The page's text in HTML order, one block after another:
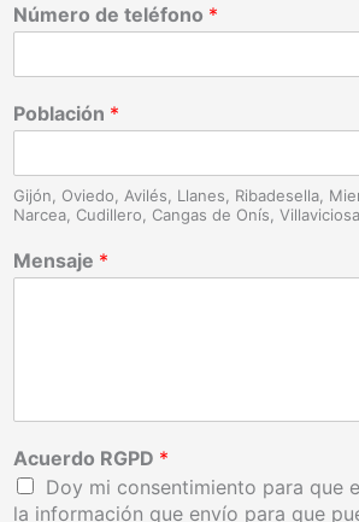
Número de teléfono *
Población *
Gijón, Oviedo, Avilés, Llanes, Ribadesella,
Narcea, Cudillero, Cangas de Onís,
Mensaje *
Acuerdo RGPD *
Doy mi consentimiento para que
la información que envío para que